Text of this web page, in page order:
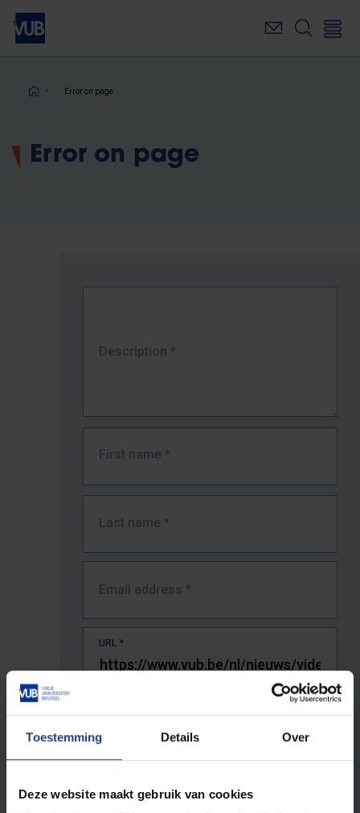
Toestemming Details Over
Deze website maakt gebruik van cookies
Skip
main
Breadcrumb
Error on page
Error on page
Description *
First name *
Last name *
Email address *
URL *
The full URL of the page where you encountered the error.